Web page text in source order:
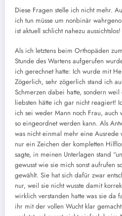
Diese Fragen stelle ich nicht mehr.
ich tun müsse um nonbinär
ist aktuell schlicht nahezu aussichtslos!
Als ich letztens beim Orthopäden
Stunde des Wartens aufgerufen
ich gerechnet hatte: Ich wurde mit
Zögerlich, sehr zögerlich stand ich
Schmerzen dabei hatte, sondern
liebsten hätte ich gar nicht reagiert!
ich sei weder Mann noch Frau,
so eingeordnet werden kann. Als
was nicht einmal mehr eine
nur ein Zeichen der kompletten
sagte, in meinen Unterlagen stand
gewusst wie sie mich sonst aufrufen
gewählt. Sie hat sich dafür zwar
nur, weil sie nicht wusste damit
wirklich verstanden hatte was sie da
ihr mit der vollen Wucht klar